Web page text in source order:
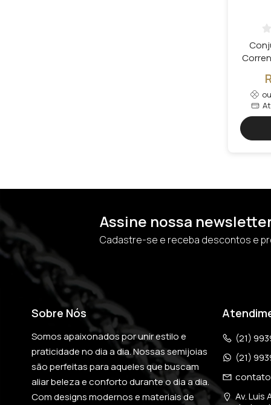
Assine nossa
Cadastre-se e receba descontos e
Sobre Nós
Somos apaixonados por unir estilo e
praticidade no dia a dia. Nossas semijoias
são perfeitas para aqueles que buscam
aliar beleza e conforto durante o dia a dia.
Com designs modernos e materiais de
(21)
(21)
Av. Luis